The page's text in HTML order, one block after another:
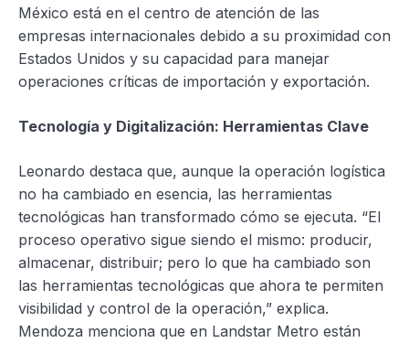
México está en el centro de atención de las
empresas internacionales debido a su proximidad con
Estados Unidos y su capacidad para manejar
operaciones críticas de importación y exportación.
Tecnología y Digitalización: Herramientas Clave
Leonardo destaca que, aunque la operación logística
no ha cambiado en esencia, las herramientas
tecnológicas han transformado cómo se ejecuta. “El
proceso operativo sigue siendo el mismo: producir,
almacenar, distribuir; pero lo que ha cambiado son
las herramientas tecnológicas que ahora te permiten
visibilidad y control de la operación,” explica.
Mendoza menciona que en Landstar Metro están